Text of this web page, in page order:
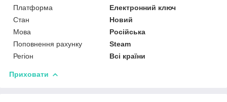
Платформа
Електронний ключ
Стан
Новий
Мова
Російська
Поповнення рахунку
Steam
Регіон
Всі країни
Приховати